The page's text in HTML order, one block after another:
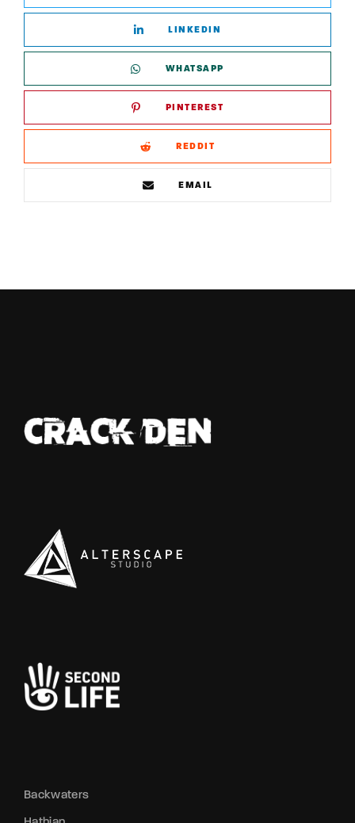
LINKEDIN
WHATSAPP
PINTEREST
REDDIT
EMAIL
Backwaters